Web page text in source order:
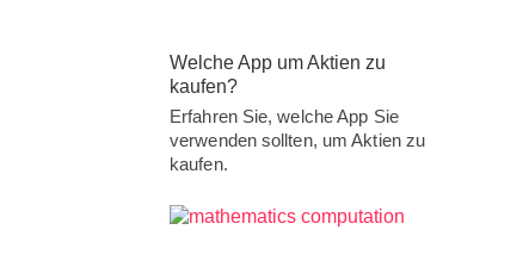
Welche App um Aktien zu
kaufen?
Erfahren Sie, welche App Sie
verwenden sollten, um Aktien zu
kaufen.